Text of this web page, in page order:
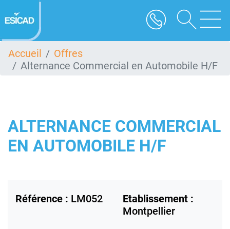
au
contenu
Accueil
Offres
Alternance Commercial en Automobile H/F
ALTERNANCE COMMERCIAL
EN AUTOMOBILE H/F
Référence : LM052
Etablissement :
Montpellier